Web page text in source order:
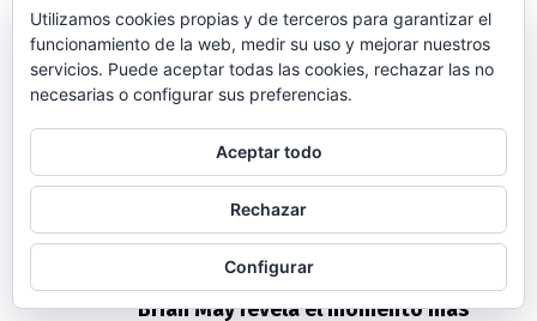
El Judas de Queen que traicionó a
Freddie Mercury
06/08/2026
La letra que definió a Freddie Mercury:
«¿Valió la pena?»
05/08/2026
Brian May revela el momento más
Utilizamos cookies propias y de terceros para garantizar el
funcionamiento de la web, medir su uso y mejorar nuestros
servicios. Puede aceptar todas las cookies, rechazar las no
necesarias o configurar sus preferencias.
Aceptar todo
Rechazar
Configurar